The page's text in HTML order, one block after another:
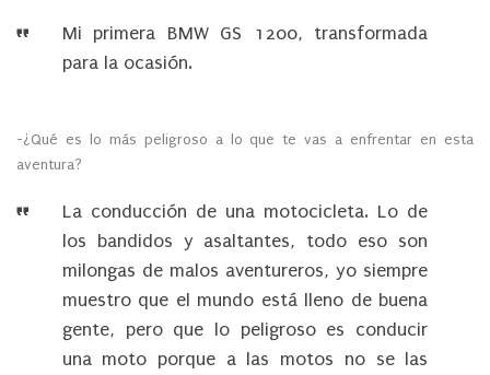
Mi primera BMW GS 1200, transformada
para la ocasión.
-¿Qué es lo más peligroso a lo que te vas a enfrentar en esta
aventura?
La conducción de una motocicleta. Lo de
los bandidos y asaltantes, todo eso son
milongas de malos aventureros, yo siempre
muestro que el mundo está lleno de buena
gente, pero que lo peligroso es conducir
una moto porque a las motos no se las